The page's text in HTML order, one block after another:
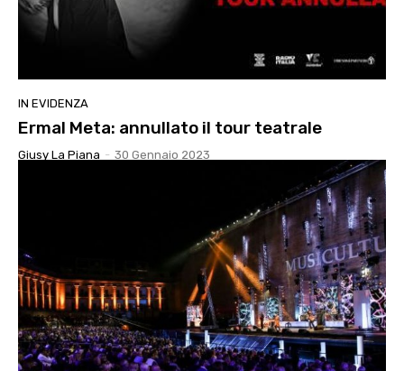
IN EVIDENZA
Ermal Meta: annullato il tour teatrale
Giusy La Piana - 30 Gennaio 2023